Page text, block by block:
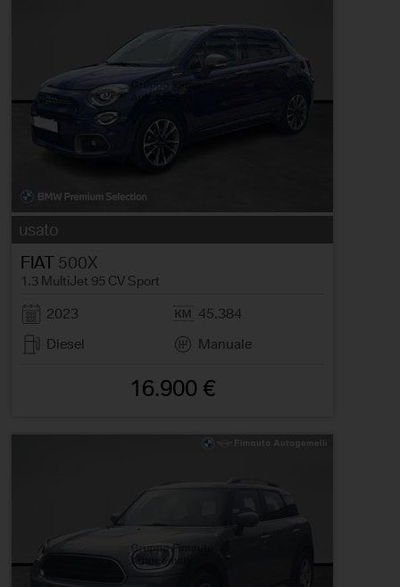
usato
FIAT 500X
1.3 MultiJet 95 CV Sport
2023
45.384
Diesel
Manuale
16.900 €